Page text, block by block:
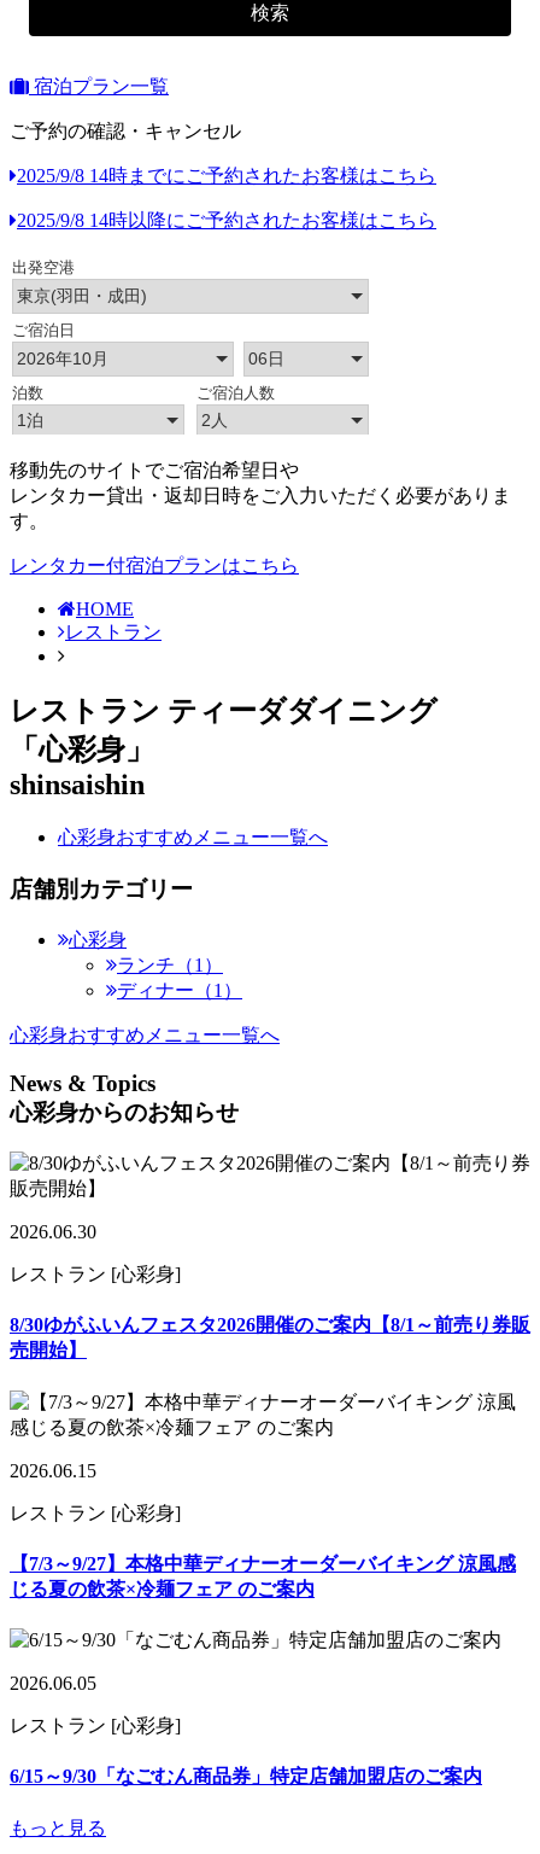
検索
宿泊プラン一覧
ご予約の確認・キャンセル
2025/9/8 14時までにご予約されたお客様はこちら
2025/9/8 14時以降にご予約されたお客様はこちら
移動先のサイトでご宿泊希望日や
レンタカー貸出・返却日時をご入力いただく必要がありま
す。
レンタカー付宿泊プランはこちら
HOME
レストラン
レストラン ティーダダイニング
「心彩身」
shinsaishin
心彩身おすすめメニュー一覧へ
店舗別カテゴリー
心彩身
ランチ（1）
ディナー（1）
心彩身おすすめメニュー一覧へ
News & Topics
心彩身からのお知らせ
2026.06.30
レストラン [心彩身]
8/30ゆがふいんフェスタ2026開催のご案内【8/1～前売り券販
売開始】
2026.06.15
レストラン [心彩身]
【7/3～9/27】本格中華ディナーオーダーバイキング 涼風感
じる夏の飲茶×冷麺フェア のご案内
2026.06.05
レストラン [心彩身]
6/15～9/30「なごむん商品券」特定店舗加盟店のご案内
もっと見る